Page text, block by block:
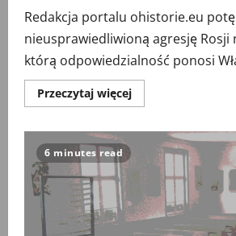
Redakcja portalu ohistorie.eu
nieusprawiedliwioną agresję Rosji
którą odpowiedzialność ponosi
Przeczytaj więcejPrzeczytaj
więcej
Redakcji
portalu
ohistorie.eu
w
sprawie
agresji
Rosji
na
Ukrainę
6 minutes read